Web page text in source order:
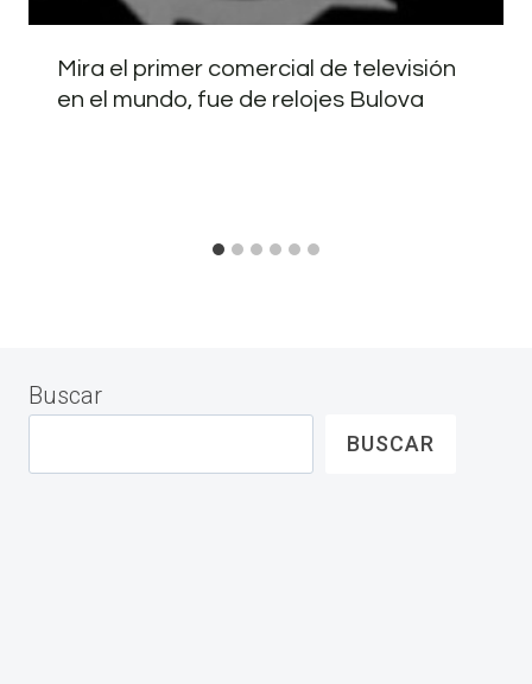
Mira el primer comercial de televisión
en el mundo, fue de relojes Bulova
Buscar
BUSCAR